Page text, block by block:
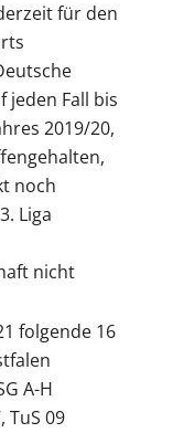
für den
jeden Fall bis
2019/20,
noch
Liga
nicht
folgende 16
A-H
TuS 09